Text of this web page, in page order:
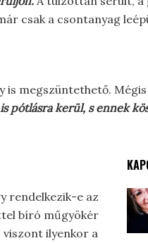
csak a csontanyag
megszüntethető.
pótlásra kerül, s ennek
rendelkezik-e az
bíró műgyökér
viszont ilyenkor a